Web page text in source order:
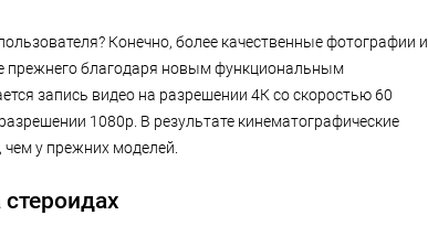
Конечно, более качественные фотографии и
прежнего благодаря новым функциональным
запись видео на разрешении 4К со скоростью 60
1080p. В результате кинематографические
у прежних моделей.